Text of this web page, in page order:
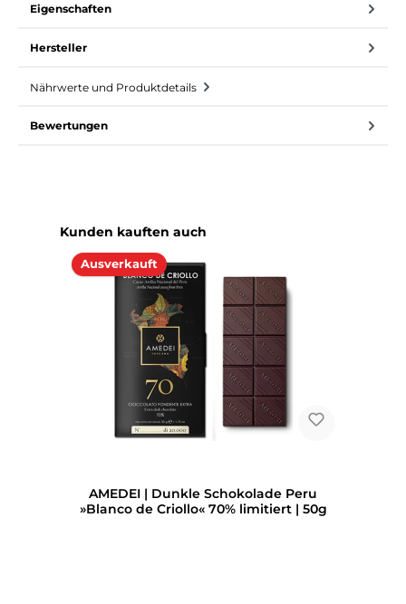
Eigenschaften
Hersteller
Nährwerte und Produktdetails
Bewertungen
Produktgalerie überspringen
Kunden kauften auch
Ausverkauft
AMEDEI | Dunkle Schokolade Peru
»Blanco de Criollo« 70% limitiert | 50g